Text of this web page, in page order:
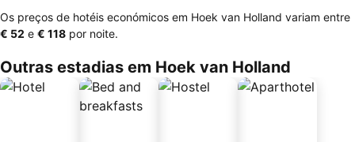
Os preços de hotéis económicos em Hoek van Holland variam entre
‎€ 52 e ‎€ 118 por noite.
Outras estadias em Hoek van Holland